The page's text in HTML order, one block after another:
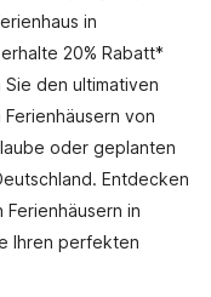
in
20% Rabatt*
den ultimativen
von
oder geplanten
Entdecken
in
Ihren perfekten